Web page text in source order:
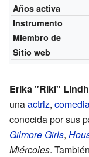
Años activa
Instrumento
Miembro de
Sitio web
Erika "Riki"
unaactriz,
conocida por sus
Gilmore Girls,
Miércoles.